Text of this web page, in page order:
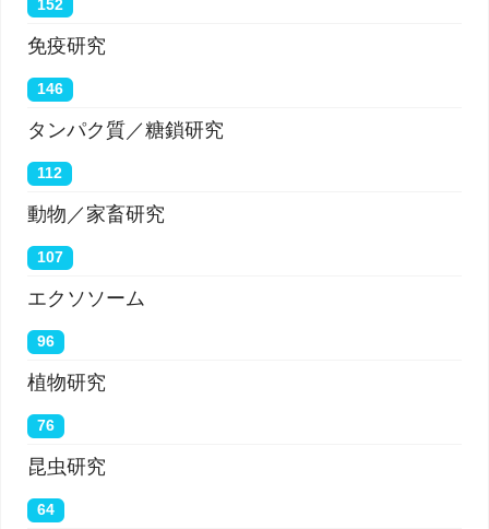
152
免疫研究
146
タンパク質／糖鎖研究
112
動物／家畜研究
107
エクソソーム
96
植物研究
76
昆虫研究
64